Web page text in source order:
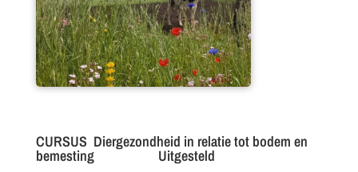
CURSUS Diergezondheid in relatie tot bodem en
bemesting Uitgesteld